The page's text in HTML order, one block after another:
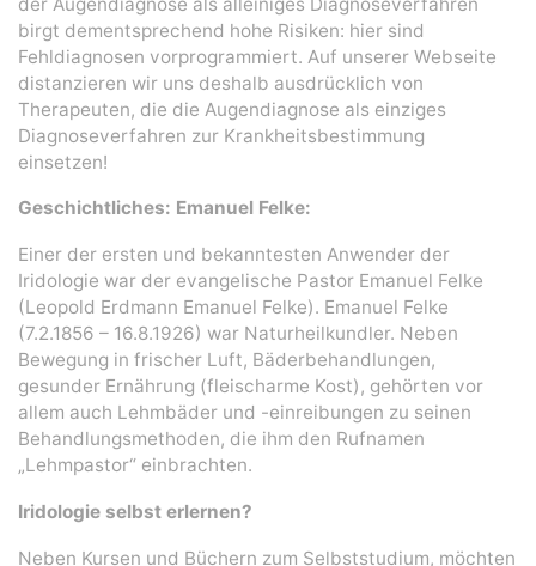
birgt dementsprechend hohe Risiken: hier sind
Fehldiagnosen vorprogrammiert. Auf unserer Webseite
distanzieren wir uns deshalb ausdrücklich von
Therapeuten, die die Augendiagnose als einziges
Diagnoseverfahren zur Krankheitsbestimmung
einsetzen!
Geschichtliches: Emanuel Felke:
Einer der ersten und bekanntesten Anwender der
Iridologie war der evangelische Pastor Emanuel Felke
(Leopold Erdmann Emanuel Felke). Emanuel Felke
(7.2.1856 – 16.8.1926) war Naturheilkundler. Neben
Bewegung in frischer Luft, Bäderbehandlungen,
gesunder Ernährung (fleischarme Kost), gehörten vor
allem auch Lehmbäder und -einreibungen zu seinen
Behandlungsmethoden, die ihm den Rufnamen
„Lehmpastor“ einbrachten.
Iridologie selbst erlernen?
Neben Kursen und Büchern zum Selbststudium, möchten